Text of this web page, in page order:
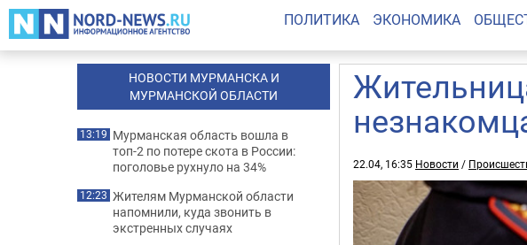
ПОЛИТИКА ЭКОНОМИКА
22.04, 16:35 Новости /
НОВОСТИ МУРМАНСКА И
МУРМАНСКОЙ ОБЛАСТИ
13:19 Мурманская область вошла в
топ-2 по потере скота в России:
поголовье рухнуло на 34%
12:23 Жителям Мурманской области
напомнили, куда звонить в
экстренных случаях